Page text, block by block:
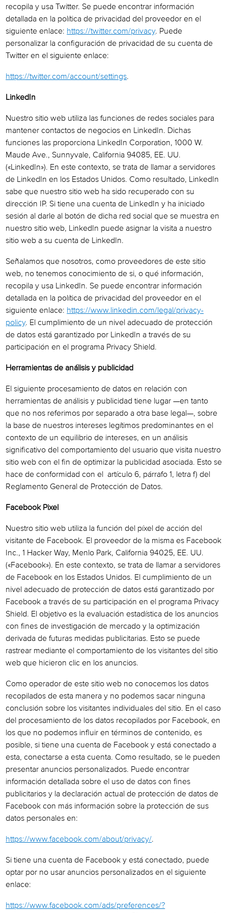
recopila y usa Twitter. Se puede encontrar información
detallada en la política de privacidad del proveedor en el
siguiente enlace: https://twitter.com/privacy. Puede
personalizar la configuración de privacidad de su cuenta de
Twitter en el siguiente enlace:
https://twitter.com/account/settings.
LinkedIn
Nuestro sitio web utiliza las funciones de redes sociales para
mantener contactos de negocios en LinkedIn. Dichas
funciones las proporciona LinkedIn Corporation, 1000 W.
Maude Ave., Sunnyvale, California 94085, EE. UU.
(«LinkedIn»). En este contexto, se trata de llamar a servidores
de LinkedIn en los Estados Unidos. Como resultado, LinkedIn
sabe que nuestro sitio web ha sido recuperado con su
dirección IP. Si tiene una cuenta de LinkedIn y ha iniciado
sesión al darle al botón de dicha red social que se muestra en
nuestro sitio web, LinkedIn puede asignar la visita a nuestro
sitio web a su cuenta de LinkedIn.
Señalamos que nosotros, como proveedores de este sitio
web, no tenemos conocimiento de si, o qué información,
recopila y usa LinkedIn. Se puede encontrar información
detallada en la política de privacidad del proveedor en el
siguiente enlace: https://www.linkedin.com/legal/privacy-
policy. El cumplimiento de un nivel adecuado de protección
de datos está garantizado por LinkedIn a través de su
participación en el programa Privacy Shield.
Herramientas de análisis y publicidad
El siguiente procesamiento de datos en relación con
herramientas de análisis y publicidad tiene lugar —en tanto
que no nos referimos por separado a otra base legal—, sobre
la base de nuestros intereses legítimos predominantes en el
contexto de un equilibrio de intereses, en un análisis
significativo del comportamiento del usuario que visita nuestro
sitio web con el fin de optimizar la publicidad asociada. Esto se
hace de conformidad con el artículo 6, párrafo 1, letra f) del
Reglamento General de Protección de Datos.
Facebook Pixel
Nuestro sitio web utiliza la función del píxel de acción del
visitante de Facebook. El proveedor de la misma es Facebook
Inc., 1 Hacker Way, Menlo Park, California 94025, EE. UU.
(«Facebook»). En este contexto, se trata de llamar a servidores
de Facebook en los Estados Unidos. El cumplimiento de un
nivel adecuado de protección de datos está garantizado por
Facebook a través de su participación en el programa Privacy
Shield. El objetivo es la evaluación estadística de los anuncios
con fines de investigación de mercado y la optimización
derivada de futuras medidas publicitarias. Esto se puede
rastrear mediante el comportamiento de los visitantes del sitio
web que hicieron clic en los anuncios.
Como operador de este sitio web no conocemos los datos
recopilados de esta manera y no podemos sacar ninguna
conclusión sobre los visitantes individuales del sitio. En el caso
del procesamiento de los datos recopilados por Facebook, en
los que no podemos influir en términos de contenido, es
posible, si tiene una cuenta de Facebook y está conectado a
esta, conectarse a esta cuenta. Como resultado, se le pueden
presentar anuncios personalizados. Puede encontrar
información detallada sobre el uso de datos con fines
publicitarios y la declaración actual de protección de datos de
Facebook con más información sobre la protección de sus
datos personales en:
https://www.facebook.com/about/privacy/.
Si tiene una cuenta de Facebook y está conectado, puede
optar por no usar anuncios personalizados en el siguiente
enlace:
https://www.facebook.com/ads/preferences/?